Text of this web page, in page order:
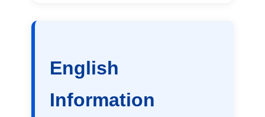
English
Information